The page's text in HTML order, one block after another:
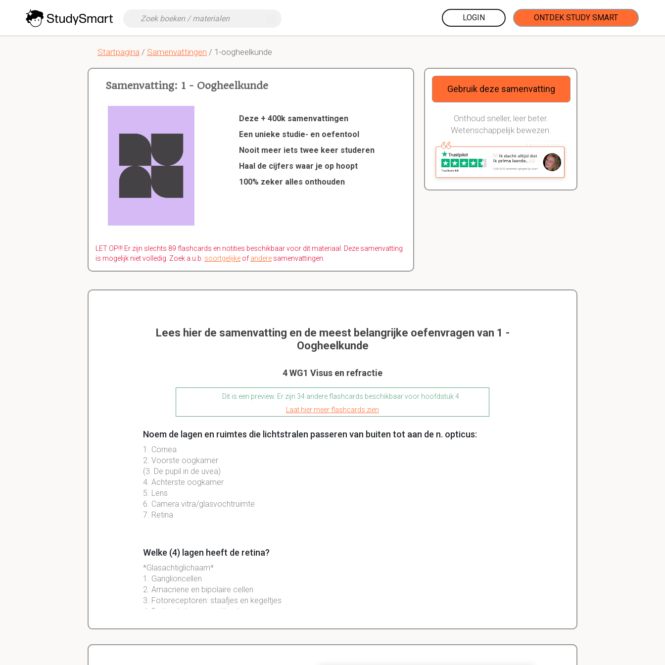
LOGIN ONTDEK STUDY SMART
Startpagina / Samenvattingen / 1-oogheelkunde
Samenvatting: 1 - Oogheelkunde
Deze + 400k samenvattingen
Een unieke studie- en oefentool
Nooit meer iets twee keer studeren
Haal de cijfers waar je op hoopt
100% zeker alles onthouden
LET OP!!! Er zijn slechts 89 flashcards en notities beschikbaar voor dit materiaal. Deze samenvatting
is mogelijk niet volledig. Zoek a.u.b. soortgelijke of andere samenvattingen.
Gebruik deze samenvatting
Onthoud sneller, leer beter.
Wetenschappelijk bewezen.
Lees hier de samenvatting en de meest belangrijke oefenvragen van 1 -
Oogheelkunde
4 WG1 Visus en refractie
Dit is een preview. Er zijn 34 andere flashcards beschikbaar voor hoofdstuk 4
Laat hier meer flashcards zien
Noem de lagen en ruimtes die lichtstralen passeren van buiten tot aan de n. opticus:
1. Cornea
2. Voorste oogkamer
(3. De pupil in de uvea)
4. Achterste oogkamer
5. Lens
6. Camera vitra/glasvochtruimte
7. Retina
Welke (4) lagen heeft de retina?
*Glasachtiglichaam*
1. Ganglioncellen
2. Amacriene en bipolaire cellen
3. Fotoreceptoren: staafjes en kegeltjes
4. Retinaal pigment epitheel